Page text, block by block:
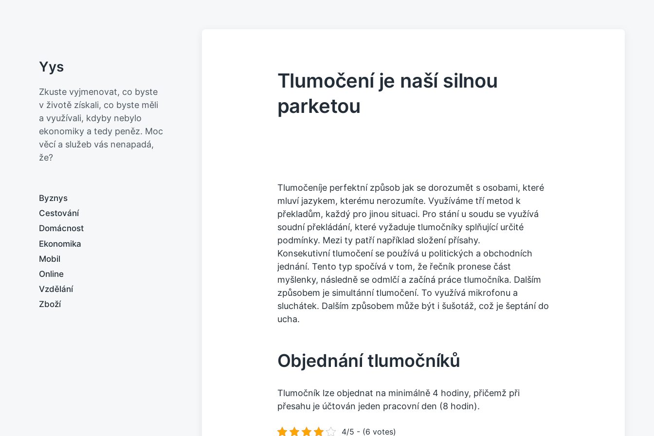
Yys
Zkuste vyjmenovat, co byste
v životě získali, co byste měli
a využívali, kdyby nebylo
ekonomiky a tedy peněz. Moc
věcí a služeb vás nenapadá,
že?
Byznys
Cestování
Domácnost
Ekonomika
Mobil
Online
Vzdělání
Zboží
Tlumočení je naší silnou
parketou
Tlumočeníje perfektní způsob jak se dorozumět s osobami, které
mluví jazykem, kterému nerozumíte. Využíváme tří metod k
překladům, každý pro jinou situaci. Pro stání u soudu se využívá
soudní překládání, které vyžaduje tlumočníky splňující určité
podmínky. Mezi ty patří například složení přísahy.
Konsekutivní tlumočení se používá u politických a obchodních
jednání. Tento typ spočívá v tom, že řečník pronese část
myšlenky, následně se odmlčí a začíná práce tlumočníka. Dalším
způsobem je simultánnítlumočení. To využívá mikrofonu a
sluchátek. Dalším způsobem může být i šušotáž, což je šeptání do
ucha.
Objednání tlumočníků
Tlumočník lze objednat na minimálně 4 hodiny, přičemž při
přesahu je účtován jeden pracovní den (8 hodin).
4/5 - (6 votes)